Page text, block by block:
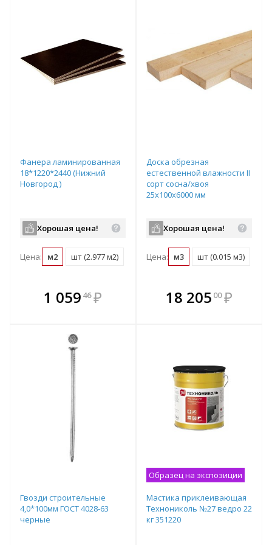
Фанера ламинированная
18*1220*2440 (Нижний
Новгород )
Хорошая цена!
Цена: м2 шт (2.977 м2)
1 059 46 ₽
В комплекте
всегда выгоднее!
Доска обрезная
естественной влажности II
сорт сосна/хвоя
25х100х6000 мм
Хорошая цена!
Цена: м3 шт (0.015 м3)
В комплекте
всегда выгоднее!
18 205 00 ₽
Гвозди строительные
4,0*100мм ГОСТ 4028-63
черные
Образец на экспозиции
Мастика приклеивающая
Технониколь №27 ведро 22
кг 351220